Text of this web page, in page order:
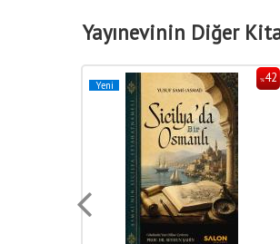
Yayınevinin Diğer
%42
Yeni